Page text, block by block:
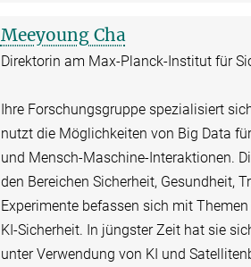
Meeyoung Cha
Direktorin am Max-Planck-Institut für
Ihre Forschungsgruppe spezialisiert
nutzt die Möglichkeiten von Big Data
und Mensch-Maschine-Interaktionen.
den Bereichen Sicherheit, Gesundheit,
Experimente befassen sich mit
KI-Sicherheit. In jüngster Zeit hat sie
unter Verwendung von KI und